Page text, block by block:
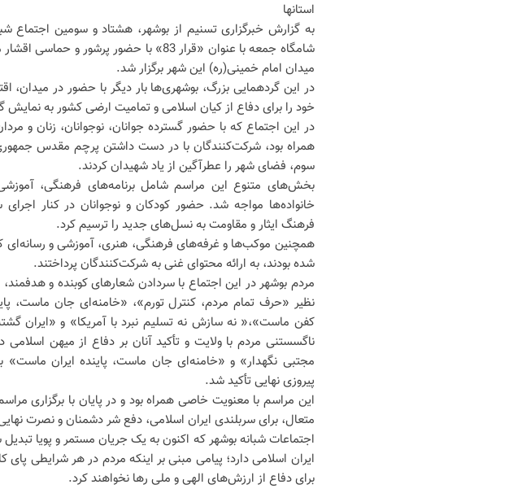
استانها
به گزارش خبرگزاری تسنیم از بوشهر، هشتاد و سومین اجتماع
شامگاه جمعه با عنوان «قرار 83» با حضور پرشور و
میدان امام خمینی(ره) این شهر برگزار شد.
در این گردهمایی بزرگ، بوشهری‌ها بار دیگر با حضور در میدان،
خود را برای دفاع از کیان اسلامی و تمامیت ارضی کشور به نمایش
در این اجتماع که با حضور گسترده جوانان، نوجوانان، زنان و
همراه بود، شرکت‌کنندگان با در دست داشتن پرچم مقدس
سوم، فضای شهر را عطرآگین از یاد شهیدان کردند.
بخش‌های متنوع این مراسم شامل برنامه‌های فرهنگی،
خانواده‌ها مواجه شد. حضور کودکان و نوجوانان در کنار اجرای
فرهنگ ایثار و مقاومت به نسل‌های جدید را ترسیم کرد.
همچنین موکب‌ها و غرفه‌های فرهنگی، هنری، آموزشی و رسانه‌ای
شده بودند، به ارائه محتوای غنی به شرکت‌کنندگان پرداختند.
مردم بوشهر در این اجتماع با سردادن شعارهای کوبنده و
نظیر «حرف تمام مردم، کنترل تورم»، «خامنه‌ای جان ماست،
کفن ماست»،« نه سازش نه تسلیم نبرد با آمریکا» و «ایران
ناگسستنی مردم با ولایت و تأکید آنان بر دفاع از میهن
مجتبی نگهدار» و «خامنه‌ای جان ماست، پاینده ایران ماست» بر
پیروزی نهایی تأکید شد.
این مراسم با معنویت خاصی همراه بود و در پایان با برگزاری
متعال، برای سربلندی ایران اسلامی، دفع شر دشمنان و نصرت
اجتماعات شبانه بوشهر که اکنون به یک جریان مستمر و پویا
ایران اسلامی دارد؛ پیامی مبنی بر اینکه مردم در هر شرایطی پای
برای دفاع از ارزش‌های الهی و ملی رها نخواهند کرد.